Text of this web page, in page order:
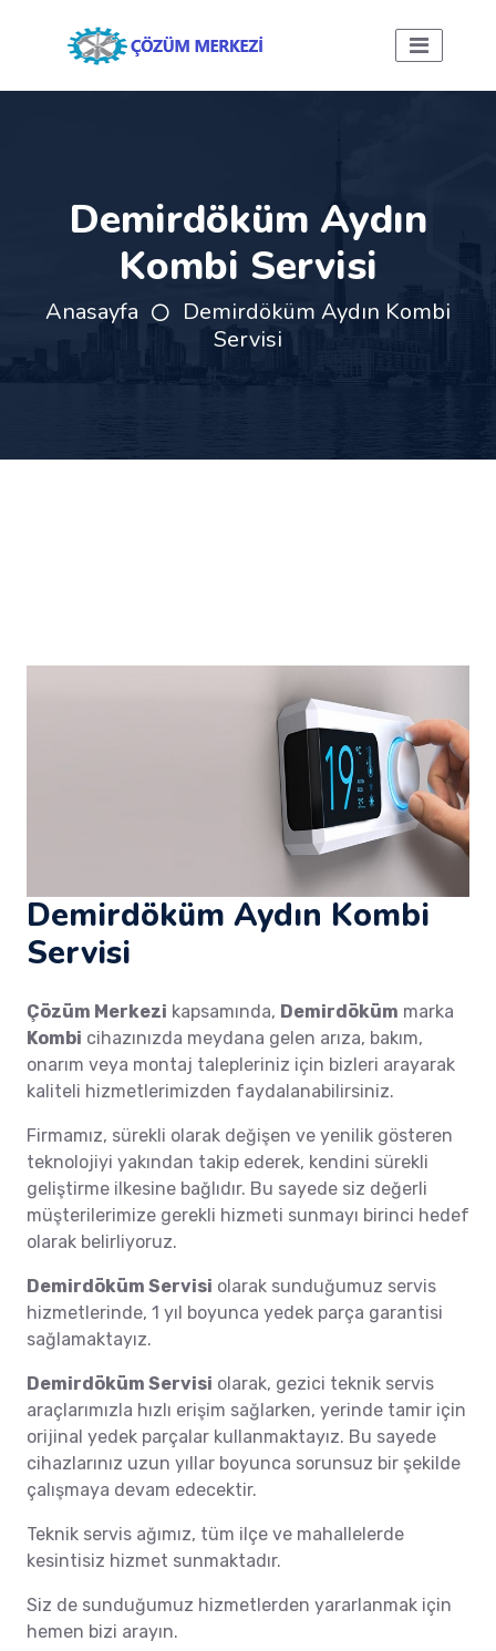
Demirdöküm Aydın
Kombi Servisi
Anasayfa
Demirdöküm Aydın Kombi
Servisi
Demirdöküm Aydın Kombi
Servisi
Çözüm Merkezi kapsamında, Demirdöküm marka
Kombi cihazınızda meydana gelen arıza, bakım,
onarım veya montaj talepleriniz için bizleri arayarak
kaliteli hizmetlerimizden faydalanabilirsiniz.
Firmamız, sürekli olarak değişen ve yenilik gösteren
teknolojiyi yakından takip ederek, kendini sürekli
geliştirme ilkesine bağlıdır. Bu sayede siz değerli
müşterilerimize gerekli hizmeti sunmayı birinci hedef
olarak belirliyoruz.
Demirdöküm Servisi olarak sunduğumuz servis
hizmetlerinde, 1 yıl boyunca yedek parça garantisi
sağlamaktayız.
Demirdöküm Servisi olarak, gezici teknik servis
araçlarımızla hızlı erişim sağlarken, yerinde tamir için
orijinal yedek parçalar kullanmaktayız. Bu sayede
cihazlarınız uzun yıllar boyunca sorunsuz bir şekilde
çalışmaya devam edecektir.
Teknik servis ağımız, tüm ilçe ve mahallelerde
kesintisiz hizmet sunmaktadır.
Siz de sunduğumuz hizmetlerden yararlanmak için
hemen bizi arayın.